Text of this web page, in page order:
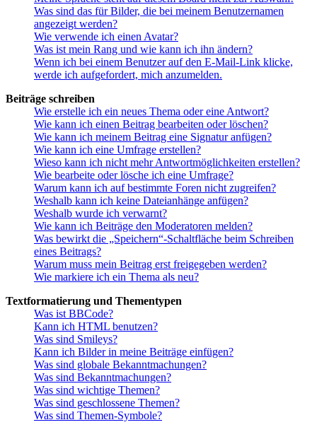
Was sind das für Bilder, die bei meinem Benutzernamen
angezeigt werden?
Wie verwende ich einen Avatar?
Was ist mein Rang und wie kann ich ihn ändern?
Wenn ich bei einem Benutzer auf den E-Mail-Link klicke,
werde ich aufgefordert, mich anzumelden.
Beiträge schreiben
Wie erstelle ich ein neues Thema oder eine Antwort?
Wie kann ich einen Beitrag bearbeiten oder löschen?
Wie kann ich meinem Beitrag eine Signatur anfügen?
Wie kann ich eine Umfrage erstellen?
Wieso kann ich nicht mehr Antwortmöglichkeiten erstellen?
Wie bearbeite oder lösche ich eine Umfrage?
Warum kann ich auf bestimmte Foren nicht zugreifen?
Weshalb kann ich keine Dateianhänge anfügen?
Weshalb wurde ich verwarnt?
Wie kann ich Beiträge den Moderatoren melden?
Was bewirkt die „Speichern“-Schaltfläche beim Schreiben
eines Beitrags?
Warum muss mein Beitrag erst freigegeben werden?
Wie markiere ich ein Thema als neu?
Textformatierung und Thementypen
Was ist BBCode?
Kann ich HTML benutzen?
Was sind Smileys?
Kann ich Bilder in meine Beiträge einfügen?
Was sind globale Bekanntmachungen?
Was sind Bekanntmachungen?
Was sind wichtige Themen?
Was sind geschlossene Themen?
Was sind Themen-Symbole?